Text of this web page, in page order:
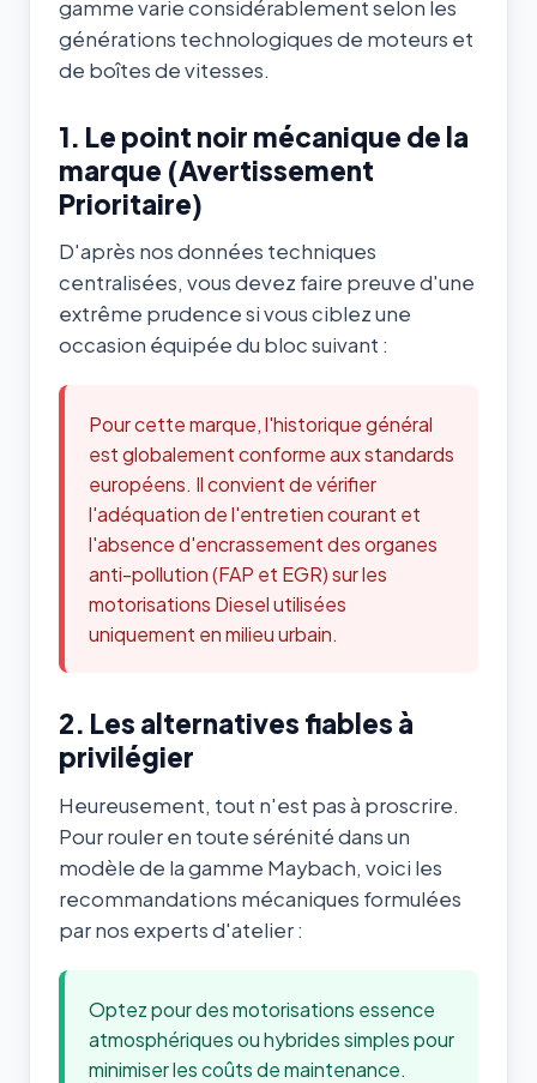
gamme varie considérablement selon les
générations technologiques de moteurs et
de boîtes de vitesses.
1. Le point noir mécanique de la
marque (Avertissement
Prioritaire)
D'après nos données techniques
centralisées, vous devez faire preuve d'une
extrême prudence si vous ciblez une
occasion équipée du bloc suivant :
Pour cette marque, l'historique général
est globalement conforme aux standards
européens. Il convient de vérifier
l'adéquation de l'entretien courant et
l'absence d'encrassement des organes
anti-pollution (FAP et EGR) sur les
motorisations Diesel utilisées
uniquement en milieu urbain.
2. Les alternatives fiables à
privilégier
Heureusement, tout n'est pas à proscrire.
Pour rouler en toute sérénité dans un
modèle de la gamme Maybach, voici les
recommandations mécaniques formulées
par nos experts d'atelier :
Optez pour des motorisations essence
atmosphériques ou hybrides simples pour
minimiser les coûts de maintenance.